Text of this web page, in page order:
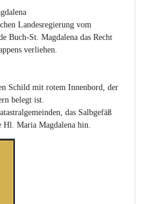
Landesregierung vom
Buch-St. Magdalena das Recht
verliehen.
Schild mit rotem Innenbord, der
belegt ist.
das Salbgefäß